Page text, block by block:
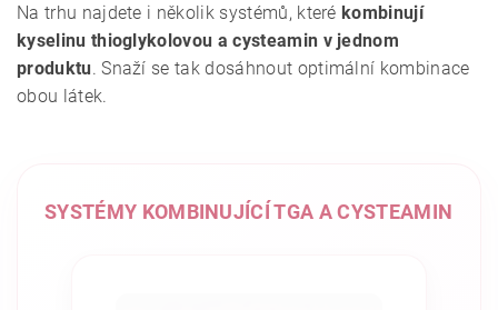
Na trhu najdete i několik systémů, kterékombinují
kyselinu thioglykolovou a cysteamin v jednom
produktu. Snaží se tak dosáhnout optimální kombinace
obou látek.
SYSTÉMY KOMBINUJÍCÍ TGA A CYSTEAMIN